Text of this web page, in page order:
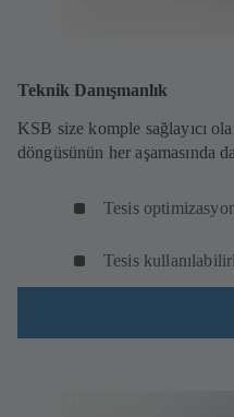
Teknik Danışmanlık
KSB size komple sağlayıcı
döngüsünün her aşamasında
Tesis
Tesis